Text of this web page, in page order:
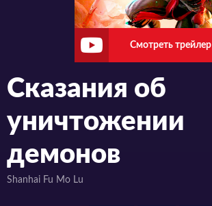
Смотреть трейлер
Сказания об
уничтожении
демонов
Shanhai Fu Mo Lu